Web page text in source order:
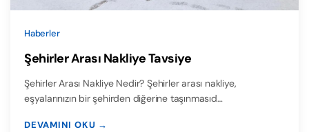
Haberler
Şehirler Arası Nakliye Tavsiye
Şehirler Arası Nakliye Nedir? Şehirler arası nakliye,
eşyalarınızın bir şehirden diğerine taşınmasıd…
DEVAMINI OKU →